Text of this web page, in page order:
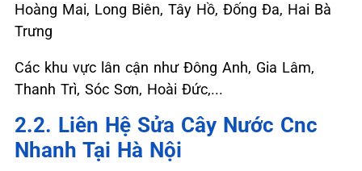
Hoàng Mai, Long Biên, Tây Hồ, Đống Đa, Hai Bà
Trưng
Các khu vực lân cận như Đông Anh, Gia Lâm,
Thanh Trì, Sóc Sơn, Hoài Đức,...
2.2. Liên Hệ Sửa Cây Nước Cnc
Nhanh Tại Hà Nội